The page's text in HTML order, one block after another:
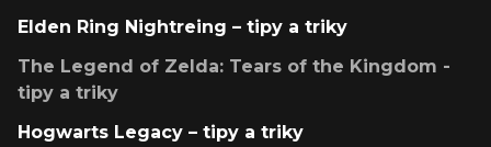
Elden Ring Nightreing – tipy a triky
The Legend of Zelda: Tears of the Kingdom -
tipy a triky
Hogwarts Legacy – tipy a triky